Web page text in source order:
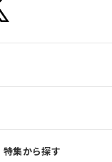
特集から探す